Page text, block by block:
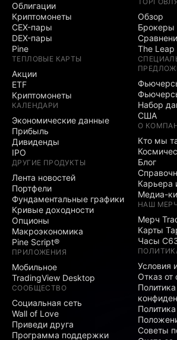
Облигации
Криптомонеты
CEX-пары
DEX-пары
Pine
ТЕПЛОВЫЕ КАРТЫ
Акции
ETF
Криптомонеты
КАЛЕНДАРИ
Экономические данные
Прибыль
Дивиденды
IPO
ДРУГИЕ ПРОДУКТЫ
Лента новостей
Портфели
Фундаментальные графики
Кривые доходности
Опционы
Макроэкономика
Pine Script®
ПРИЛОЖЕНИЯ
Мобильное
TradingView Desktop
СООБЩЕСТВО
Социальная сеть
Wall of Love
Приведи друга
Программа поддержки
Обзор
Брокеры
The Leap
Набор
США
О
Кто мы
Блог
Карьера
Медиа-
НАШ
Мерч
Карты
Часы
Условия
Отказ от
Политика
Советы